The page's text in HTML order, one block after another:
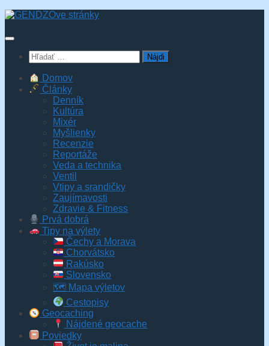
Skip
content
Hľadať:
Domov
Články
Denník
Kultúra
Mixér
Myšlienky
Recenzie
Reportáže
Veda a technika
Ventil
Vtipy a srandičky
Zaujímavosti
Zdravie & Fitness
Prvá dobrá
Tipy na výlety
Čechy a Morava
Chorvátsko
Rakúsko
Slovensko
🗺 Mapa výletov
Cestopisy
Geocaching
Nájdené geocache
Poviedky